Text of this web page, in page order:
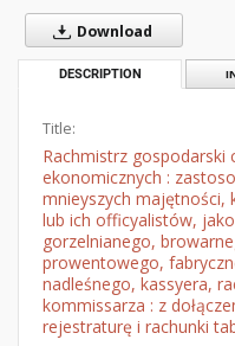
Download
DESCRIPTION
Title:
Rachmistrz gospodarski
ekonomicznych :
mnieyszych majętności,
lub ich officyalistów,
gorzelnianego,
prowentowego,
nadleśnego, kassyera,
kommissarza : z
rejestraturę i rachunki